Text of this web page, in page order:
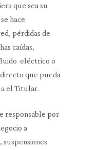
que sea su
hace
pérdidas de
caídas,
eléctrico o
que pueda
a el Titular.
responsable por
a
suspensiones